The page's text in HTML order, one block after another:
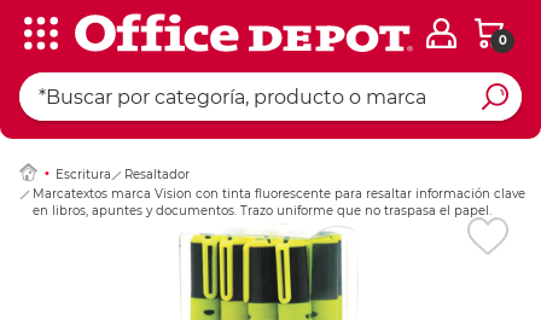
0
Escritura
Resaltador
Marcatextos marca Vision con tinta fluorescente para resaltar información clave
en libros, apuntes y documentos. Trazo uniforme que no traspasa el papel.
Ingresar Codigo